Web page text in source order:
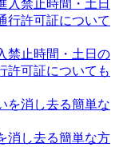
禁止時間・土日の
許可証についても
消し去る簡単な方